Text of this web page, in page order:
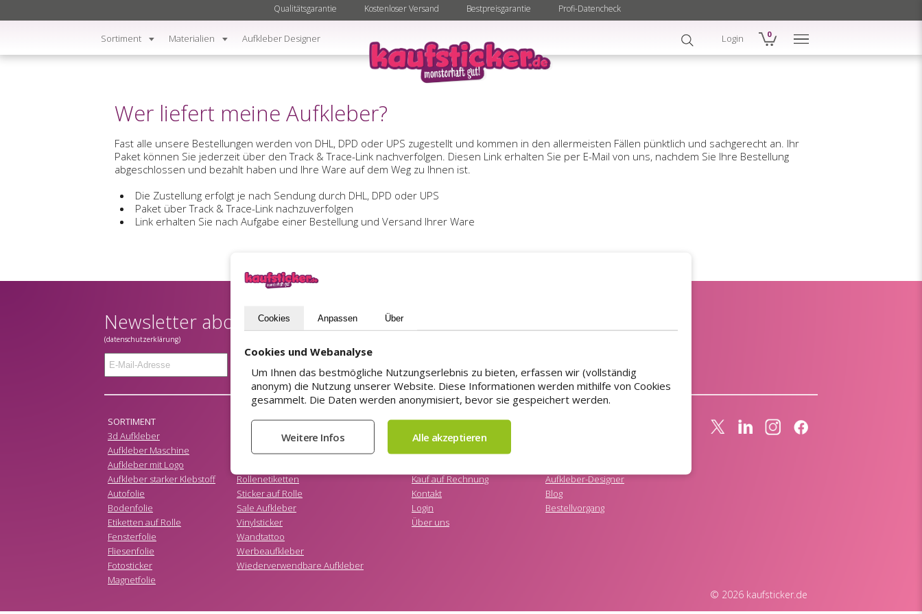
Login 0
Sortiment Materialien Aufkleber Designer
Qualitätsgarantie Kostenloser Versand Bestpreisgarantie Profi-Datencheck
Wer liefert meine Aufkleber?
Fast alle unsere Bestellungen werden von DHL, DPD oder UPS zugestellt und kommen in den allermeisten Fällen pünktlich und sachgerecht an. Ihr
Paket können Sie jederzeit über den Track & Trace-Link nachverfolgen. Diesen Link erhalten Sie per E-Mail von uns, nachdem Sie Ihre Bestellung
abgeschlossen und bezahlt haben und Ihre Ware auf dem Weg zu Ihnen ist.
Die Zustellung erfolgt je nach Sendung durch DHL, DPD oder UPS
Paket über Track & Trace-Link nachzuverfolgen
Link erhalten Sie nach Aufgabe einer Bestellung und Versand Ihrer Ware
Newsletter abonnieren?
(datenschutzerklärung)
SORTIMENT
3d Aufkleber
Aufkleber Maschine
Aufkleber mit Logo
Aufkleber starker Klebstoff
Autofolie
Bodenfolie
Etiketten auf Rolle
Fensterfolie
Fliesenfolie
Fotosticker
Magnetfolie
Preisaufkleber
Produktaufkleber
Rollenetiketten
Sticker auf Rolle
Sale Aufkleber
Vinylsticker
Wandtattoo
Werbeaufkleber
Wiederverwendbare Aufkleber
KAUFSTICKER.DE
AGB
Kauf auf Rechnung
Kontakt
Login
Über uns
Aufkleber-Designer
Blog
Bestellvorgang
© 2026 kaufsticker.de
Cookies Anpassen Über
Cookies und Webanalyse
Um Ihnen das bestmögliche Nutzungserlebnis zu bieten, erfassen wir (vollständig
anonym) die Nutzung unserer Website. Diese Informationen werden mithilfe von Cookies
gesammelt. Die Daten werden anonymisiert, bevor sie gespeichert werden.